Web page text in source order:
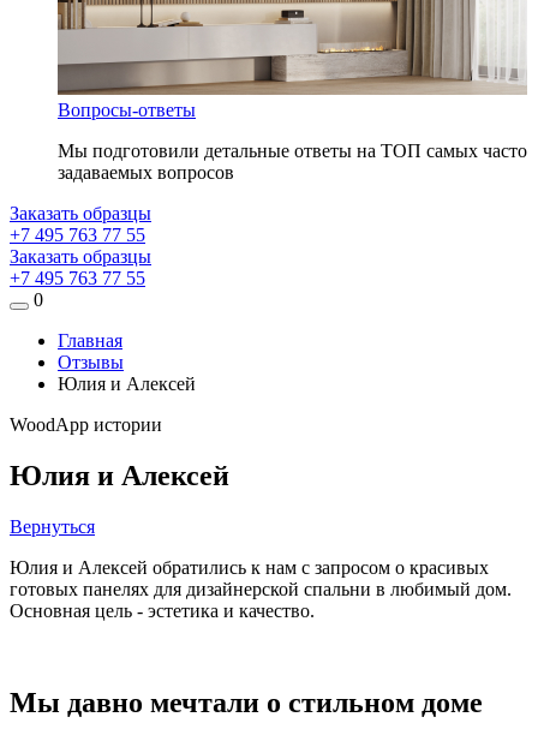
Вопросы-ответы
Мы подготовили детальные ответы на ТОП самых часто
задаваемых вопросов
Заказать образцы
+7 495 763 77 55
Заказать образцы
+7 495 763 77 55
0
Главная
Отзывы
Юлия и Алексей
WoodApp истории
Юлия и Алексей
Вернуться
Юлия и Алексей обратились к нам с запросом о красивых
готовых панелях для дизайнерской спальни в любимый дом.
Основная цель - эстетика и качество.
Мы давно мечтали о стильном доме